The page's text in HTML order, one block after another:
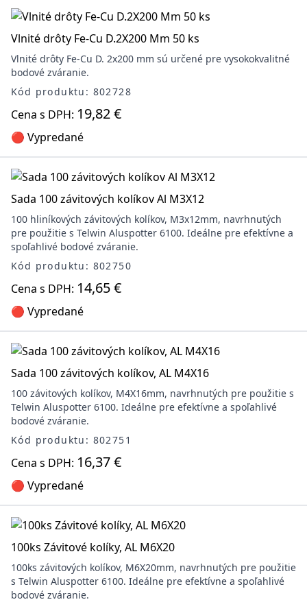
Vlnité drôty Fe-Cu D.2X200 Mm 50 ks
Vlnité drôty Fe-Cu D. 2x200 mm sú určené pre vysokokvalitné
bodové zváranie.
Kód produktu: 802728
Cena s DPH: 19,82 €
🔴 Vypredané
Sada 100 závitových kolíkov Al M3X12
100 hliníkových závitových kolíkov, M3x12mm, navrhnutých
pre použitie s Telwin Aluspotter 6100. Ideálne pre efektívne a
spoľahlivé bodové zváranie.
Kód produktu: 802750
Cena s DPH: 14,65 €
🔴 Vypredané
Sada 100 závitových kolíkov, AL M4X16
100 závitových kolíkov, M4X16mm, navrhnutých pre použitie s
Telwin Aluspotter 6100. Ideálne pre efektívne a spoľahlivé
bodové zváranie.
Kód produktu: 802751
Cena s DPH: 16,37 €
🔴 Vypredané
100ks Závitové kolíky, AL M6X20
100ks závitových kolíkov, M6X20mm, navrhnutých pre použitie
s Telwin Aluspotter 6100. Ideálne pre efektívne a spoľahlivé
bodové zváranie.